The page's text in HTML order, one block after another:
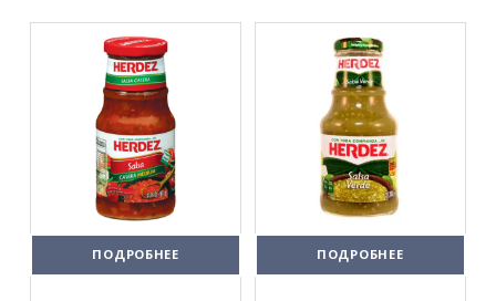
ПОДРОБНЕЕ ПОДРОБНЕЕ